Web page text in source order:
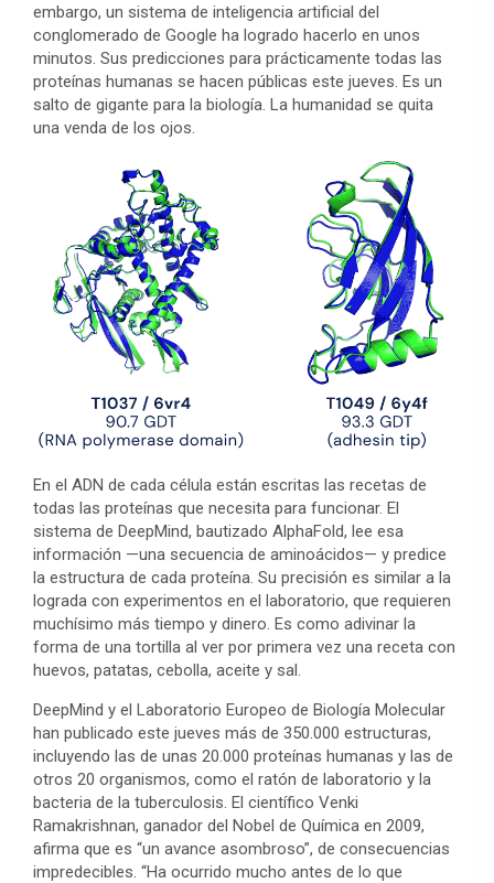
embargo, un sistema de inteligencia artificial del
conglomerado de Google ha logrado hacerlo en unos
minutos. Sus predicciones para prácticamente todas las
proteínas humanas se hacen públicas este jueves. Es un
salto de gigante para la biología. La humanidad se quita
una venda de los ojos.
En el ADN de cada célula están escritas las recetas de
todas las proteínas que necesita para funcionar. El
sistema de DeepMind, bautizado AlphaFold, lee esa
información —una secuencia de aminoácidos— y predice
la estructura de cada proteína. Su precisión es similar a la
lograda con experimentos en el laboratorio, que requieren
muchísimo más tiempo y dinero. Es como adivinar la
forma de una tortilla al ver por primera vez una receta con
huevos, patatas, cebolla, aceite y sal.
DeepMind y el Laboratorio Europeo de Biología Molecular
han publicado este jueves más de 350.000 estructuras,
incluyendo las de unas 20.000 proteínas humanas y las de
otros 20 organismos, como el ratón de laboratorio y la
bacteria de la tuberculosis. El científico Venki
Ramakrishnan, ganador del Nobel de Química en 2009,
afirma que es “un avance asombroso”, de consecuencias
impredecibles. “Ha ocurrido mucho antes de lo que